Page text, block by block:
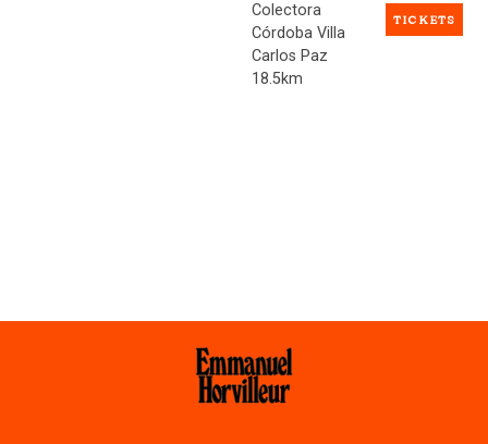
Colectora
Córdoba Villa
Carlos Paz
18.5km
TICKETS